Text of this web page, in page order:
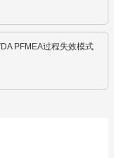
PFMEA过程失效模式